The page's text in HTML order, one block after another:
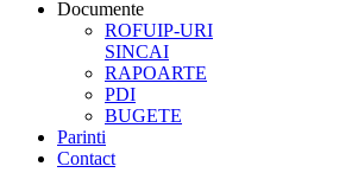
Documente
ROFUIP-URI
SINCAI
RAPOARTE
PDI
BUGETE
Parinti
Contact